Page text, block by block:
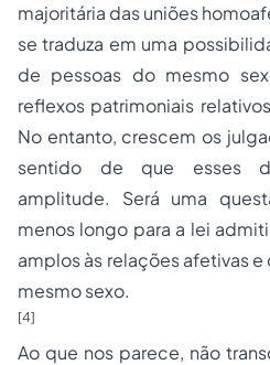
majoritária das uniões
se traduza em uma
de pessoas do mesmo
reflexos patrimoniais
No entanto, crescem os
sentido de que esses
amplitude. Será uma
menos longo para a lei
amplos às relações afetivas
mesmo sexo.
[4]
Ao que nos parece, não